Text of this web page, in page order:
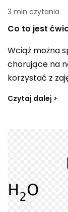
3 min czytania
Co to jest
Wciąż można
chorujące na
korzystać z
takie
Czytaj dalej >